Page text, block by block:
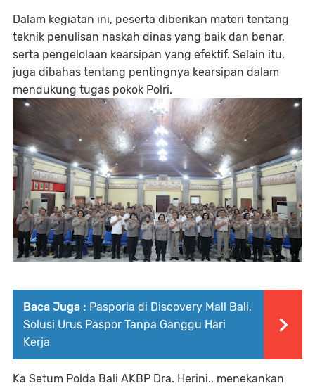
Dalam kegiatan ini, peserta diberikan materi tentang
teknik penulisan naskah dinas yang baik dan benar,
serta pengelolaan kearsipan yang efektif. Selain itu,
juga dibahas tentang pentingnya kearsipan dalam
mendukung tugas pokok Polri.
Baca Juga : Pasporia di Discovery Mall Bali,
Solusi Urus Paspor Tanpa Ganggu Hari
Kerja
Ka Setum Polda Bali AKBP Dra. Herini., menekankan